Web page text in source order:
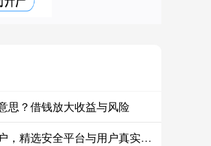
思？借钱放大收益与风险
配资好评炒股门户，精选安全平台与用户真实反馈